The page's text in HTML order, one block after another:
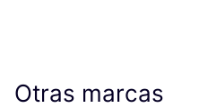
Otras marcas